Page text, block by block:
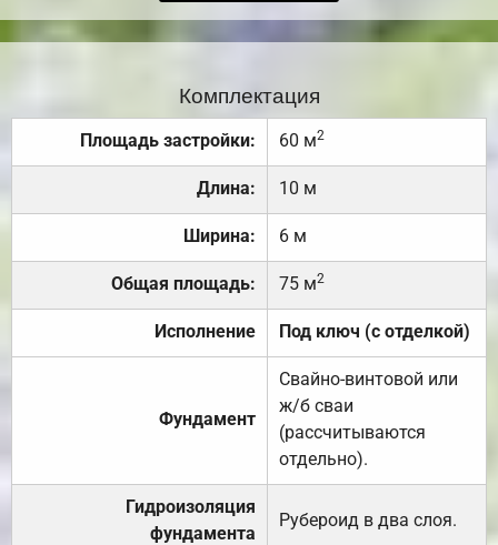
Комплектация
Площадь застройки: 60 м2
Длина: 10 м
Ширина: 6 м
Общая площадь: 75 м2
Исполнение Под ключ (с отделкой)
Фундамент
Свайно-винтовой или
ж/б сваи
(рассчитываются
отдельно).
Гидроизоляция
фундамента
Рубероид в два слоя.